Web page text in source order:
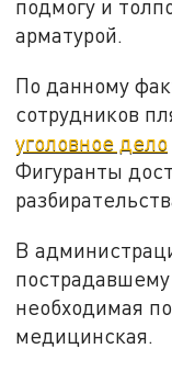
подмогу и
арматурой.
По данному
сотрудников
уголовное дело
Фигуранты
В
необходимая
медицинская.